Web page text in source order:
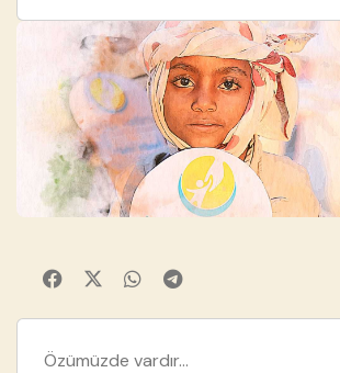
Özümüzde vardır...